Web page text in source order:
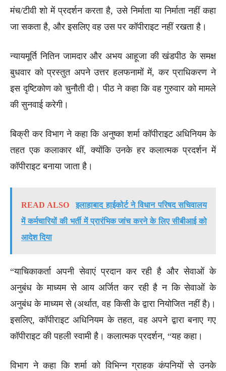
मंच/टीवी शो में प्रदर्शन करता है, उसे निर्माता या निर्माता नहीं कहा
जा सकता है, और इसलिए वह उस पर कॉपीराइट नहीं रखता है।
न्यायमूर्ति नितिन जामदार और अभय आहूजा की खंडपीठ के समक्ष
बुधवार को प्रस्तुत अपने उत्तर हलफनामों में, कर प्राधिकरण ने
इस दृष्टिकोण को चुनौती दी। पीठ ने कहा कि वह गुरुवार को मामले
की सुनवाई करेगी।
बिक्री कर विभाग ने कहा कि अनुष्का शर्मा कॉपीराइट अधिनियम के
तहत एक कलाकार थीं, क्योंकि उनके हर कलात्मक प्रदर्शन में
कॉपीराइट बनाया जाता है।
READ ALSO
इलाहाबाद हाईकोर्ट ने विधान परिषद सचिवालय
में कर्मचारियों की भर्ती में प्रारंभिक जांच करने के लिए सीबीआई को
आदेश दिया
“याचिकाकर्ता अपनी सेवाएं प्रदान कर रही है और सेवाओं के
अनुबंध के माध्यम से आय अर्जित कर रही है न कि सेवाओं के
अनुबंध के माध्यम से (अर्थात, वह किसी के द्वारा नियोजित नहीं है)।
इसलिए, कॉपीराइट अधिनियम के तहत, वह अपने द्वारा बनाए गए
कॉपीराइट की पहली स्वामी है। कलात्मक प्रदर्शन, “यह कहा।
विभाग ने कहा कि शर्मा को विभिन्न ग्राहक कंपनियों से उनके